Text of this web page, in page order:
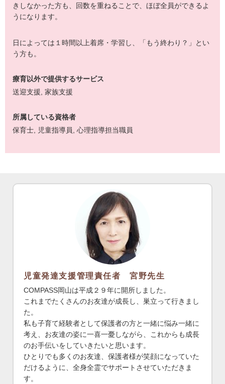
きしなかった方も、回数を重ねることで、ほぼ全員ができるよ
うになります。
日によっては１時間以上着席・学習し、「もう終わり？」とい
う方も。
療育以外で提供するサービス
送迎支援 家族支援
所属している資格者
保育士
児童指導員 心理指導担当職員
児童発達支援管理責任者 宮野先生
COMPASS岡山は平成２９年に開所しました。
これまでたくさんのお友達が成長し、巣立って行きまし
た。
私も子育て経験者として保護者の方と一緒に悩み一緒に
考え、お友達の姿に一喜一憂しながら、これからも成長
のお手伝いをしていきたいと思います。
ひとりでも多くのお友達、保護者様が笑顔になっていた
だけるように、全身全霊でサポートさせていただきま
す。